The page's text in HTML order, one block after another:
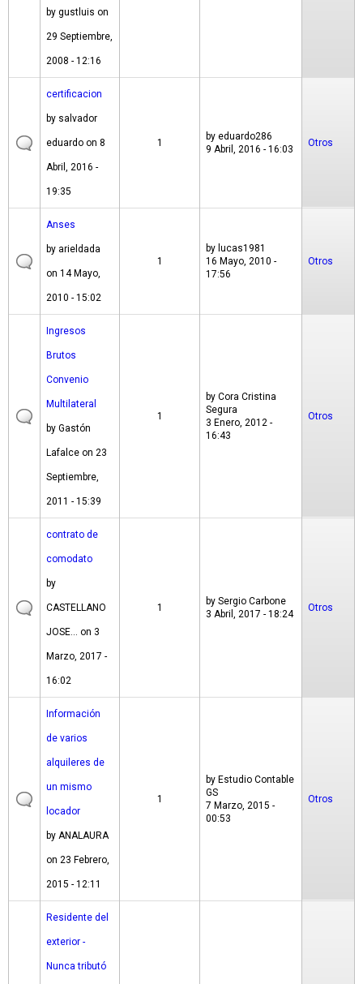
by gustluis on
29 Septiembre,
2008 - 12:16
certificacion
by salvador
eduardo on 8
Abril, 2016 -
19:35
1
by eduardo286
9 Abril, 2016 - 16:03
Otros
Anses
by arieldada
on 14 Mayo,
2010 - 15:02
1
by lucas1981
16 Mayo, 2010 -
17:56
Otros
Ingresos
Brutos
Convenio
Multilateral
by Gastón
Lafalce on 23
Septiembre,
2011 - 15:39
1
by Cora Cristina
Segura
3 Enero, 2012 -
16:43
Otros
contrato de
comodato
by
CASTELLANO
JOSE... on 3
Marzo, 2017 -
16:02
1
by Sergio Carbone
3 Abril, 2017 - 18:24
Otros
Información
de varios
alquileres de
un mismo
locador
by ANALAURA
on 23 Febrero,
2015 - 12:11
1
by Estudio Contable
GS
7 Marzo, 2015 -
00:53
Otros
Residente del
exterior -
Nunca tributó